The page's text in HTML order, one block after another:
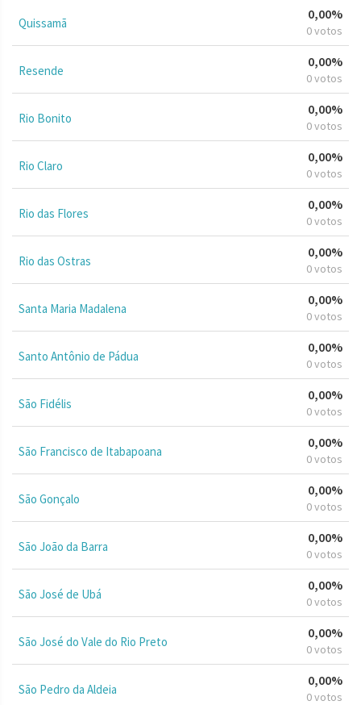
Quissamã
0,00%
0 votos
Resende
0,00%
0 votos
Rio Bonito
0,00%
0 votos
Rio Claro
0,00%
0 votos
Rio das Flores
0,00%
0 votos
Rio das Ostras
0,00%
0 votos
Santa Maria Madalena
0,00%
0 votos
Santo Antônio de Pádua
0,00%
0 votos
São Fidélis
0,00%
0 votos
São Francisco de Itabapoana
0,00%
0 votos
São Gonçalo
0,00%
0 votos
São João da Barra
0,00%
0 votos
São José de Ubá
0,00%
0 votos
São José do Vale do Rio Preto
0,00%
0 votos
São Pedro da Aldeia
0,00%
0 votos